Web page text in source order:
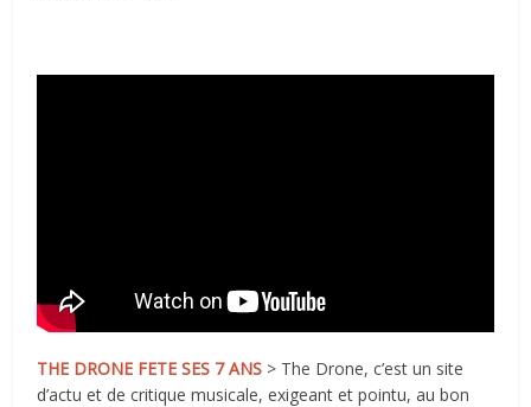
THE DRONE FETE SES 7 ANS > The Drone, c’est un site
d’actu et de critique musicale, exigeant et pointu, au bon